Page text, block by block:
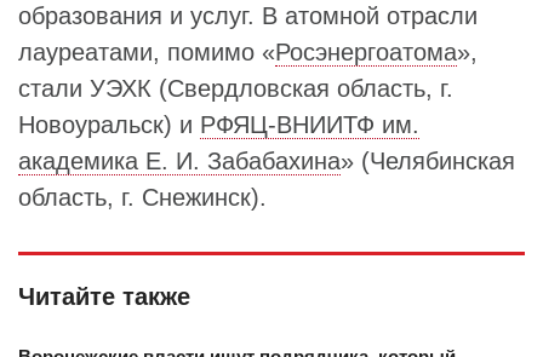
образования и услуг. В атомной отрасли
лауреатами, помимо «Росэнергоатома»,
стали УЭХК (Свердловская область, г.
Новоуральск) и РФЯЦ-ВНИИТФ им.
академика Е. И. Забабахина» (Челябинская
область, г. Снежинск).
Читайте также